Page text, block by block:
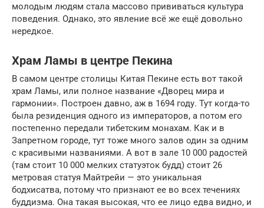
молодым людям стала массово прививаться культура
поведения. Однако, это явление всё же ещё довольно
нередкое.
Храм Ламы в центре Пекина
В самом центре столицы Китая Пекине есть вот такой
храм Ламы, или полное название «Дворец мира и
гармонии». Построен давно, аж в 1694 году. Тут когда-то
была резиденция одного из императоров, а потом его
постепенно передали тибетским монахам. Как и в
Запретном городе, тут тоже много залов один за одним
с красивыми названиями. А вот в зале 10 000 радостей
(там стоит 10 000 мелких статуэток будд) стоит 26
метровая статуя Майтрейи — это уникальная
бодхисатва, потому что признают ее во всех течениях
буддизма. Она такая высокая, что ее лицо едва видно, и